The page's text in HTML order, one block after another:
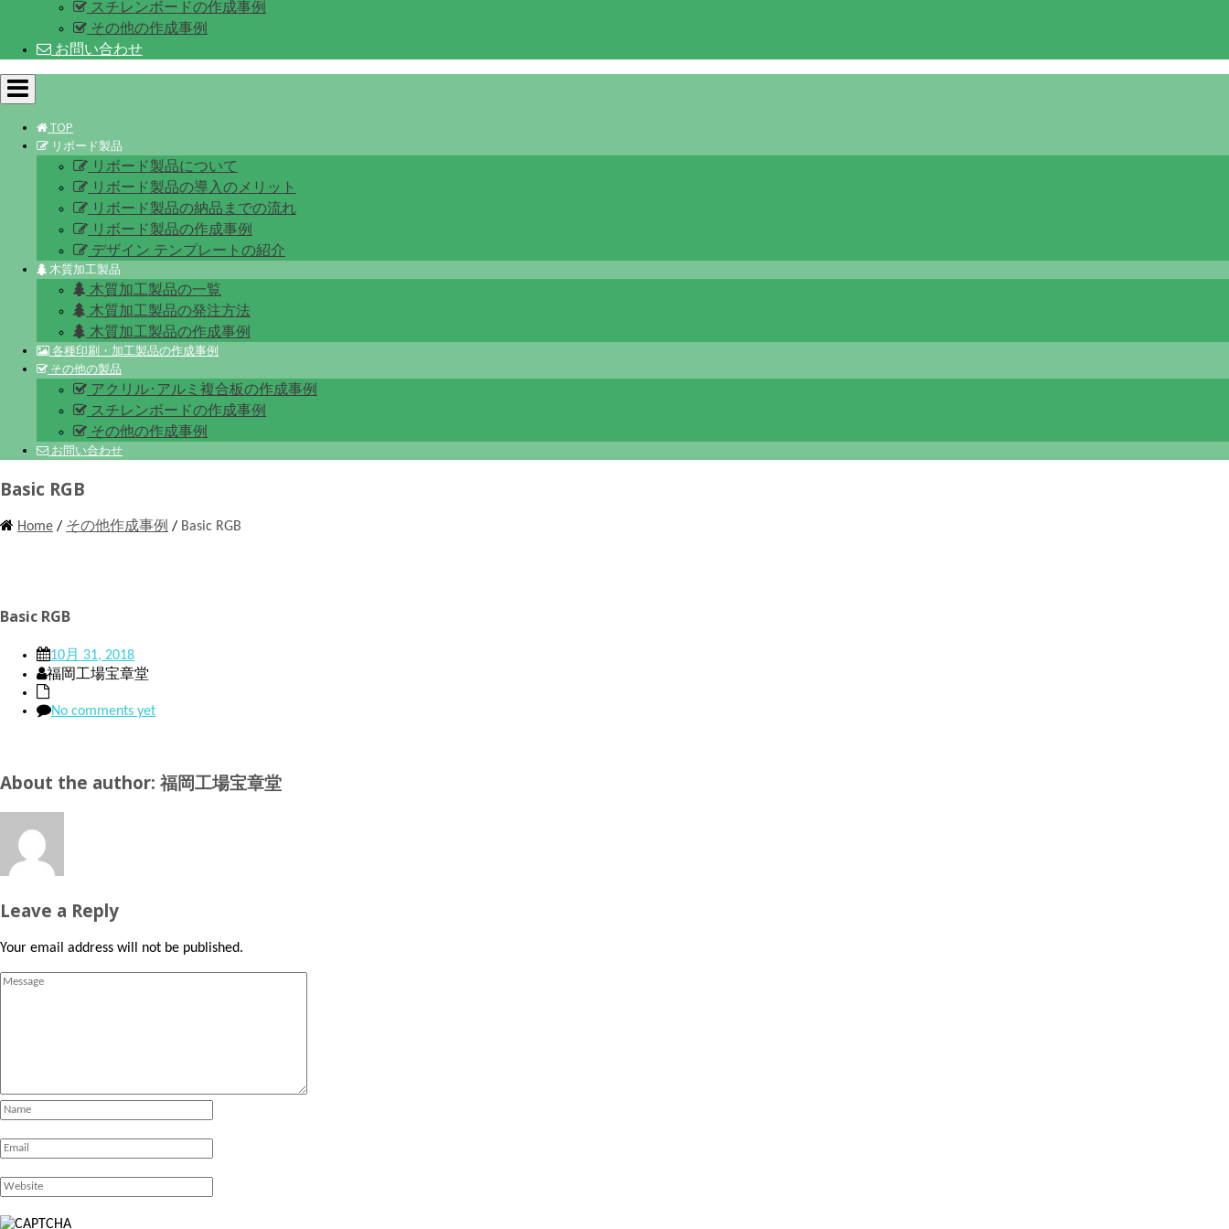
スチレンボードの作成事例
その他の作成事例
お問い合わせ
Toggle
navigation
TOP
リボード製品
リボード製品について
リボード製品の導入のメリット
リボード製品の納品までの流れ
リボード製品の作成事例
デザイン テンプレートの紹介
木質加工製品
木質加工製品の一覧
木質加工製品の発注方法
木質加工製品の作成事例
各種印刷・加工製品の作成事例
その他の製品
アクリル･アルミ複合板の作成事例
スチレンボードの作成事例
その他の作成事例
お問い合わせ
Basic RGB
Home / その他作成事例 / Basic RGB
Basic RGB
10月 31, 2018
福岡工場宝章堂
No comments yet
About the author: 福岡工場宝章堂
Leave a Reply
Your email address will not be published.